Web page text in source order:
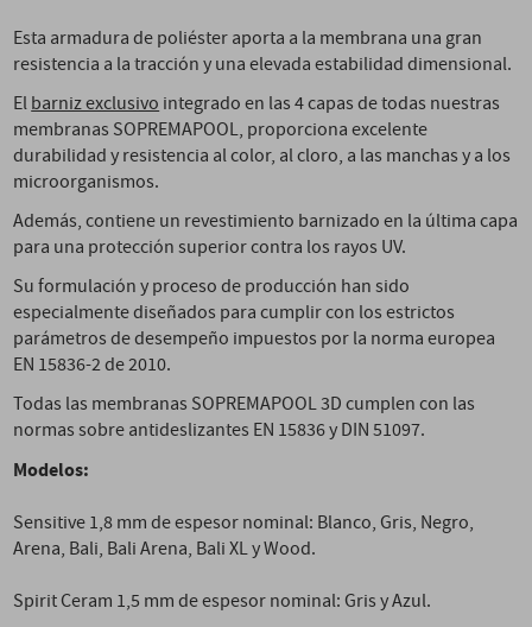
Esta armadura de poliéster aporta a la membrana una gran
resistencia a la tracción y una elevada estabilidad dimensional.
Elbarniz exclusivo integrado en las 4 capas de todas nuestras
membranas SOPREMAPOOL, proporciona excelente
durabilidad y resistencia al color, al cloro, a las manchas y a los
microorganismos.
Además, contiene un revestimiento barnizado en la última capa
para una protección superior contra los rayos UV.
Su formulación y proceso de producción han sido
especialmente diseñados para cumplir con los estrictos
parámetros de desempeño impuestos por la norma europea
EN 15836-2 de 2010.
Todas las membranas SOPREMAPOOL 3D cumplen con las
normas sobre antideslizantes EN 15836 y DIN 51097.
Modelos:
Sensitive 1,8 mm de espesor nominal: Blanco, Gris, Negro,
Arena, Bali, Bali Arena, Bali XL y Wood.
Spirit Ceram 1,5 mm de espesor nominal: Gris y Azul.